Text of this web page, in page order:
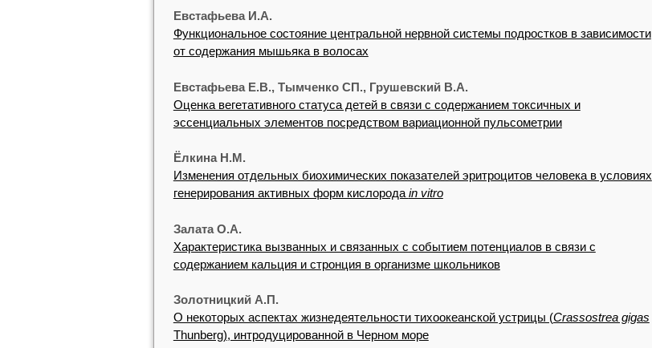
Евстафьева И.А.
Функциональное состояние центральной нервной системы подростков в зависимости
от содержания мышьяка в волосах
Евстафьева Е.В., Тымченко СП., Грушевский В.А.
Оценка вегетативного статуса детей в связи с содержанием токсичных и
эссенциальных элементов посредством вариационной пульсометрии
Ёлкина Н.М.
Изменения отдельных биохимических показателей эритроцитов человека в условиях
генерирования активных форм кислорода in vitro
Залата О.А.
Характеристика вызванных и связанных с событием потенциалов в связи с
содержанием кальция и стронция в организме школьников
Золотницкий А.П.
О некоторых аспектах жизнедеятельности тихоокеанской устрицы (Crassostrea gigas
Thunberg), интродуцированной в Черном море